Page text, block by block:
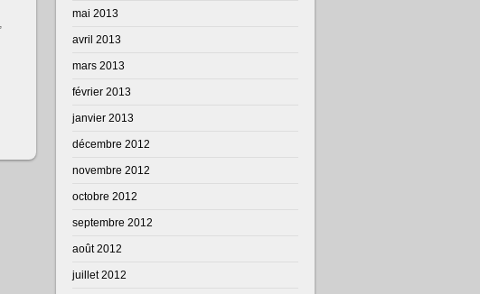
mai 2013
avril 2013
mars 2013
février 2013
janvier 2013
décembre 2012
novembre 2012
octobre 2012
septembre 2012
août 2012
juillet 2012